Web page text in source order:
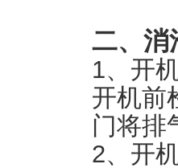
二、消
1、开
开机前
门将排
2、开